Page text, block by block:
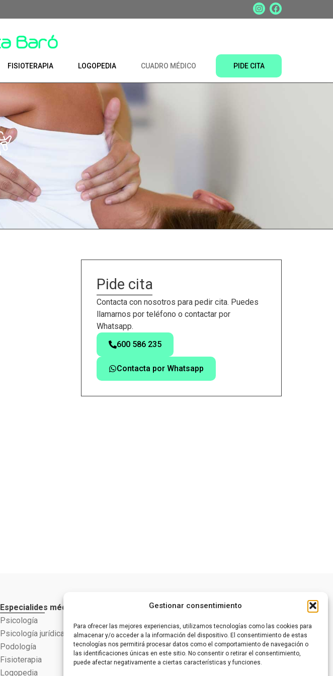
Gestionar consentimiento
Para ofrecer las mejores experiencias, utilizamos tecnologías como las cookies para
almacenar y/o acceder a la información del dispositivo. El consentimiento de estas
tecnologías nos permitirá procesar datos como el comportamiento de navegación o
las identificaciones únicas en este sitio. No consentir o retirar el consentimiento,
puede afectar negativamente a ciertas características y funciones.
FISIOTERAPIA LOGOPEDIA CUADRO MÉDICO PIDE CITA
Pide cita
Contacta con nosotros para pedir cita. Puedes
llamarnos por teléfono o contactar por
Whatsapp.
600 586 235
Contacta por Whatsapp
Especialides médicas
Psicología
Psicología jurídica
Podología
Fisioterapia
Logopedia